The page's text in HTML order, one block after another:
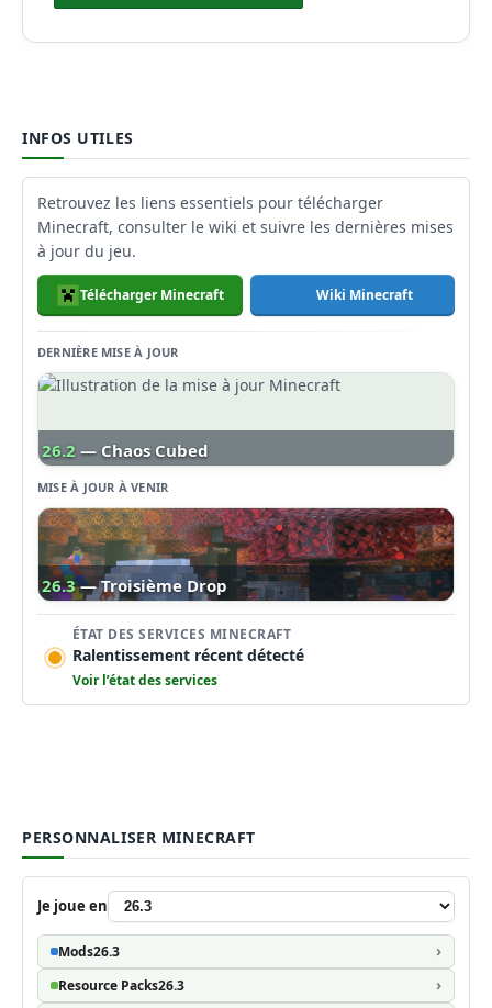
INFOS UTILES
Retrouvez les liens essentiels pour télécharger
Minecraft, consulter le wiki et suivre les dernières mises
à jour du jeu.
Télécharger Minecraft Wiki Minecraft
DERNIÈRE MISE À JOUR
26.2 — Chaos Cubed
MISE À JOUR À VENIR
26.3 — Troisième Drop
ÉTAT DES SERVICES MINECRAFT
Ralentissement récent détecté
Voir l’état des services
PERSONNALISER MINECRAFT
Je joue en
Mods26.3
Resource Packs26.3